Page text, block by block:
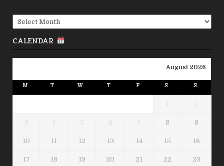
Archives
CALENDAR
August 2026
M T W T F S S
1 2
3 4 5 6 7 8 9
10 11 12 13 14 15 16
17 18 19 20 21 22 23